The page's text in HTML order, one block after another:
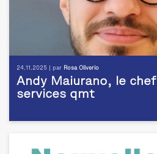
24.11.2025 | par Rosa Oliverio
Andy Maiurano, le
services qmt